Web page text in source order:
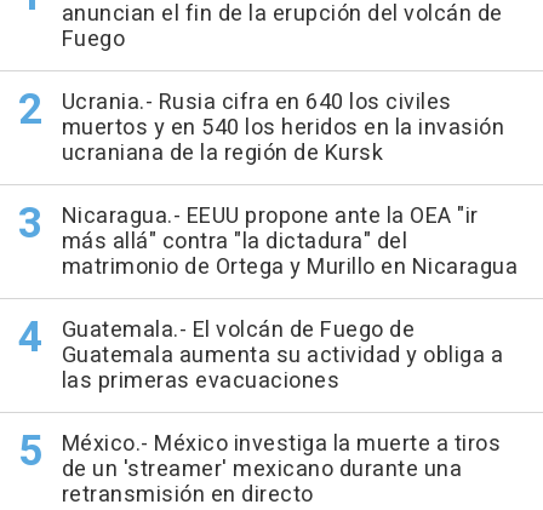
anuncian el fin de la erupción del volcán de
Fuego
Ucrania.- Rusia cifra en 640 los civiles
muertos y en 540 los heridos en la invasión
ucraniana de la región de Kursk
Nicaragua.- EEUU propone ante la OEA "ir
más allá" contra "la dictadura" del
matrimonio de Ortega y Murillo en Nicaragua
Guatemala.- El volcán de Fuego de
Guatemala aumenta su actividad y obliga a
las primeras evacuaciones
México.- México investiga la muerte a tiros
de un 'streamer' mexicano durante una
retransmisión en directo